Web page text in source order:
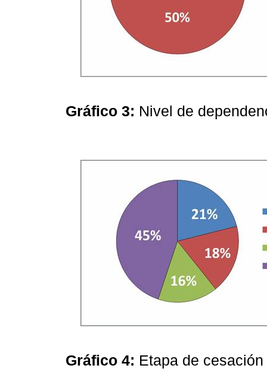
Gráfico 3: Nivel de
Gráfico 4: Etapa de